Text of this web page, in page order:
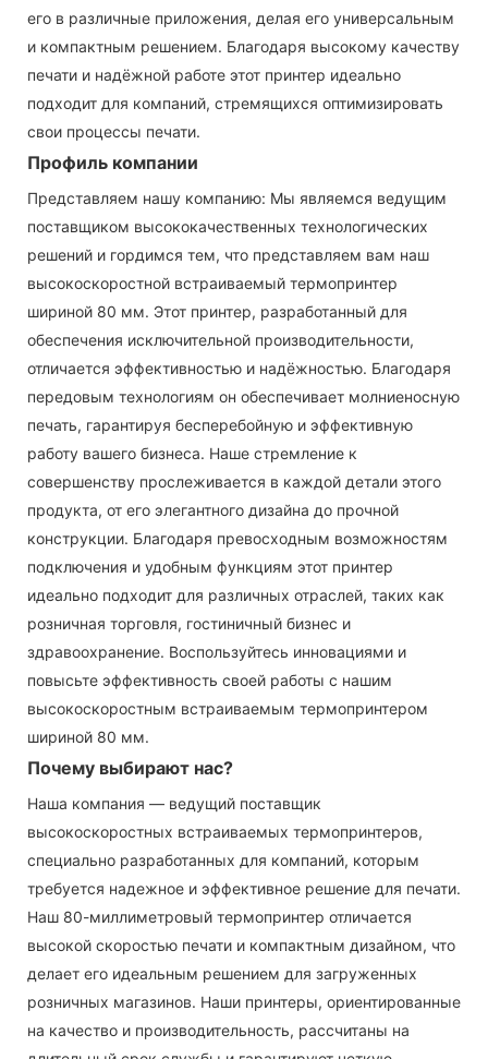
его в различные приложения, делая его универсальным
и компактным решением. Благодаря высокому качеству
печати и надёжной работе этот принтер идеально
подходит для компаний, стремящихся оптимизировать
свои процессы печати.
Профиль компании
Представляем нашу компанию: Мы являемся ведущим
поставщиком высококачественных технологических
решений и гордимся тем, что представляем вам наш
высокоскоростной встраиваемый термопринтер
шириной 80 мм. Этот принтер, разработанный для
обеспечения исключительной производительности,
отличается эффективностью и надёжностью. Благодаря
передовым технологиям он обеспечивает молниеносную
печать, гарантируя бесперебойную и эффективную
работу вашего бизнеса. Наше стремление к
совершенству прослеживается в каждой детали этого
продукта, от его элегантного дизайна до прочной
конструкции. Благодаря превосходным возможностям
подключения и удобным функциям этот принтер
идеально подходит для различных отраслей, таких как
розничная торговля, гостиничный бизнес и
здравоохранение. Воспользуйтесь инновациями и
повысьте эффективность своей работы с нашим
высокоскоростным встраиваемым термопринтером
шириной 80 мм.
Почему выбирают нас?
Наша компания — ведущий поставщик
высокоскоростных встраиваемых термопринтеров,
специально разработанных для компаний, которым
требуется надежное и эффективное решение для печати.
​​Наш 80-миллиметровый термопринтер отличается
высокой скоростью печати и компактным дизайном, что
делает его идеальным решением для загруженных
розничных магазинов. Наши принтеры, ориентированные
на качество и производительность, рассчитаны на